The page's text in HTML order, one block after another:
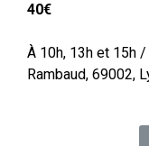
40€
À 10h, 13h et 15h
Rambaud, 69002,